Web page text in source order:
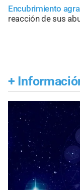
Encubrimiento
reacción de sus
+